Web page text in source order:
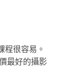
程很容易。
最好的攝影